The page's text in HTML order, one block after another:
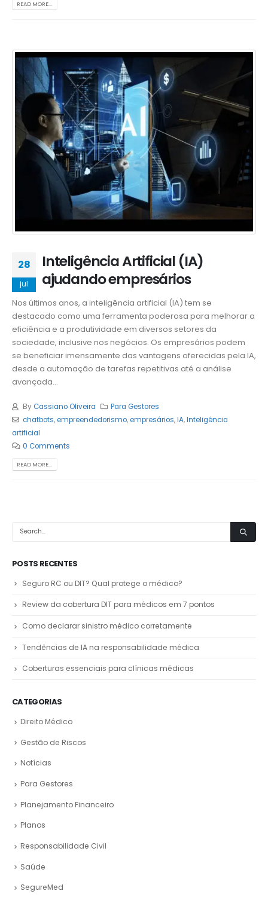
READ MORE...
28
jul
Inteligência Artificial (IA)
ajudando empresários
Nos últimos anos, a inteligência artificial (IA) tem se
destacado como uma ferramenta poderosa para melhorar a
eficiência e a produtividade em diversos setores da
sociedade, inclusive nos negócios. Os empresários podem
se beneficiar imensamente das vantagens oferecidas pela IA,
desde a automação de tarefas repetitivas até a análise
avançada...
ByCassiano Oliveira
Para Gestores
chatbots,empreendedorismo,empresários,IA,Inteligência
artificial
0 Comments
READ MORE...
POSTS RECENTES
Seguro RC ou DIT? Qual protege o médico?
Review da cobertura DIT para médicos em 7 pontos
Como declarar sinistro médico corretamente
Tendências de IA na responsabilidade médica
Coberturas essenciais para clínicas médicas
CATEGORIAS
Direito Médico
Gestão de Riscos
Notícias
Para Gestores
Planejamento Financeiro
Planos
Responsabilidade Civil
Saúde
SegureMed